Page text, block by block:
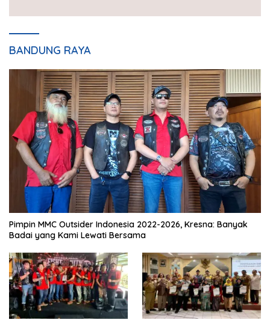
BANDUNG RAYA
Pimpin MMC Outsider Indonesia 2022-2026, Kresna: Banyak
Badai yang Kami Lewati Bersama